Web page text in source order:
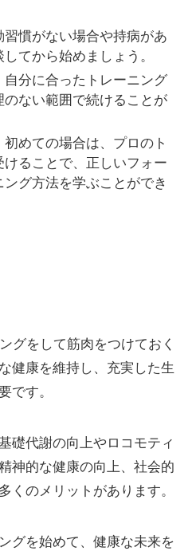
習慣がない場合や持病があ
てから始めましょう。
自分に合ったトレーニング
ない範囲で続けることが
初めての場合は、プロのト
ることで、正しいフォー
グ方法を学ぶことができ
グをして筋肉をつけておく
健康を維持し、充実した生
です。
礎代謝の向上やロコモティ
神的な健康の向上、社会的
くのメリットがあります。
グを始めて、健康な未来を